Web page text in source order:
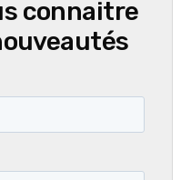
connaitre